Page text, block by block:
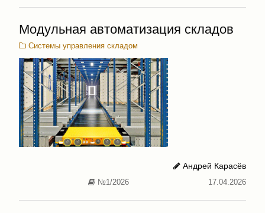
Модульная автоматизация складов
Системы управления складом
Андрей Карасёв
№1/2026
17.04.2026